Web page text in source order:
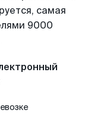
самая
9000